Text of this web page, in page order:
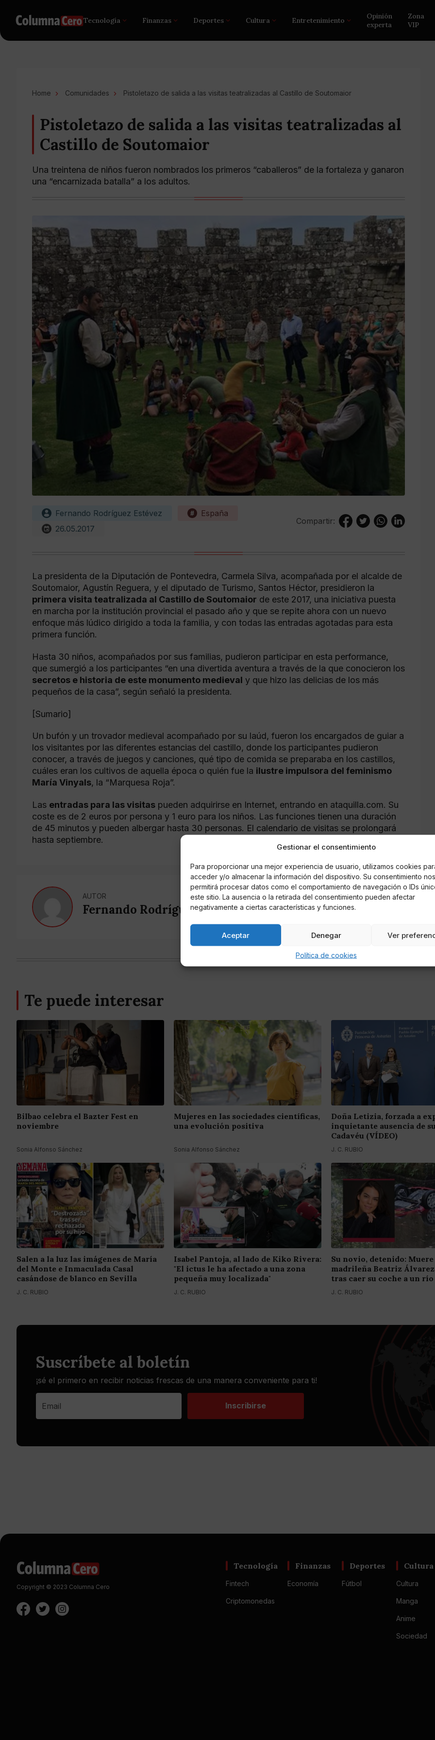
Gestionar el consentimiento
Para proporcionar una mejor experiencia de usuario, utilizamos cookies
acceder y/o almacenar la información del dispositivo. Su consentimiento nos
permitirá procesar datos como el comportamiento de navegación o IDs
este sitio. La ausencia o la retirada del consentimiento pueden afectar
negativamente a ciertas características y funciones.
Aceptar Denegar Ver
Política de cookies
Tecnología Finanzas Deportes Cultura Entretenimiento
Opinión
experta
Zona
VIP
Home Comunidades Pistoletazo de salida a las visitas teatralizadas al Castillo de Soutomaior
Pistoletazo de salida a las visitas teatralizadas al
Castillo de Soutomaior
Una treintena de niños fueron nombrados los primeros “caballeros” de la fortaleza y ganaron
una “encarnizada batalla” a los adultos.
Fernando Rodríguez Estévez
España
26.05.2017
Compartir:
La presidenta de la Diputación de Pontevedra, Carmela Silva, acompañada por el alcalde de
Soutomaior, Agustín Reguera, y el diputado de Turismo, Santos Héctor, presidieron la
primera visita teatralizada al Castillo de Soutomaior de este 2017, una iniciativa puesta
en marcha por la institución provincial el pasado año y que se repite ahora con un nuevo
enfoque más lúdico dirigido a toda la familia, y con todas las entradas agotadas para esta
primera función.
Hasta 30 niños, acompañados por sus familias, pudieron participar en esta performance,
que sumergió a los participantes “en una divertida aventura a través de la que conocieron los
secretos e historia de este monumento medieval y que hizo las delicias de los más
pequeños de la casa”, según señaló la presidenta.
[Sumario]
Un bufón y un trovador medieval acompañado por su laúd, fueron los encargados de guiar a
los visitantes por las diferentes estancias del castillo, donde los participantes pudieron
conocer, a través de juegos y canciones, qué tipo de comida se preparaba en los castillos,
cuáles eran los cultivos de aquella época o quién fue la ilustre impulsora del feminismo
María Vinyals, la “Marquesa Roja”.
Las entradas para las visitas pueden adquirirse en Internet, entrando en ataquilla.com. Su
coste es de 2 euros por persona y 1 euro para los niños. Las funciones tienen una duración
de 45 minutos y pueden albergar hasta 30 personas. El calendario de visitas se prolongará
hasta septiembre.
AUTOR
Fernando Rodríguez Estévez
Te puede interesar
Bilbao celebra el Bazter Fest en
noviembre
Sonia Alfonso Sánchez
Mujeres en las sociedades científicas,
una evolución positiva
Sonia Alfonso Sánchez
Doña Letizia, forzada a
inquietante ausencia de
Cadavéu (VÍDEO)
J. C. RUBIO
Salen a la luz las imágenes de María
del Monte e Inmaculada Casal
casándose de blanco en Sevilla
J. C. RUBIO
Isabel Pantoja, al lado de Kiko Rivera:
"El ictus le ha afectado a una zona
pequeña muy localizada"
J. C. RUBIO
Su novio, detenido:
madrileña Beatriz
tras caer su coche a un río
J. C. RUBIO
Suscríbete al boletín
¡sé el primero en recibir noticias frescas de una manera conveniente para ti!
Inscribirse
Copyright © 2023 Columna Cero
Tecnología
Fintech
Criptomonedas
Finanzas
Economía
Deportes
Fútbol
Cultura
Cultura
Manga
Anime
Sociedad